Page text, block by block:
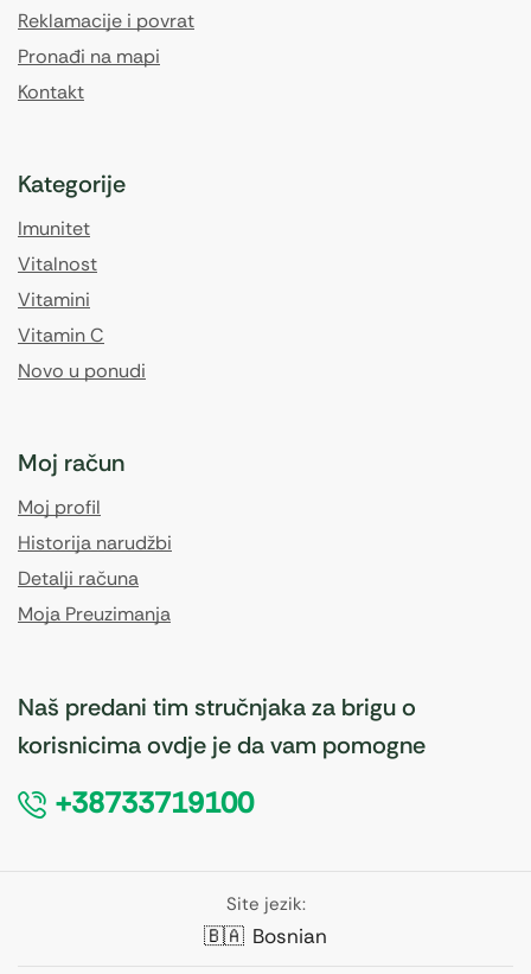
Reklamacije i povrat
Pronađi na mapi
Kontakt
Kategorije
Imunitet
Vitalnost
Vitamini
Vitamin C
Novo u ponudi
Moj račun
Moj profil
Historija narudžbi
Detalji računa
Moja Preuzimanja
Naš predani tim stručnjaka za brigu o
korisnicima ovdje je da vam pomogne
+38733719100
Site jezik:
🇧🇦 Bosnian